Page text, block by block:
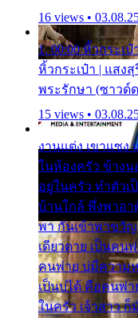
16 views •
1. 00:00 หิ้วกระเป๋
หิ้วกระเป๋า | แสง
พระรักษา (ซาวด์
15 views •
งานแต่ง เขาแซง
ในห้องครัว ข้างน
อยู่ในครัว ทำตัวเ
บ้านใกล้ พึ่งพาอา
พา กันเข้าพาขวัญ
เดียวดาย เป็นคน
คนพ่าย บ่มีความห
เป็นบ่ได้ คือคนพ่
ในครัว เจ้าสาว ก็